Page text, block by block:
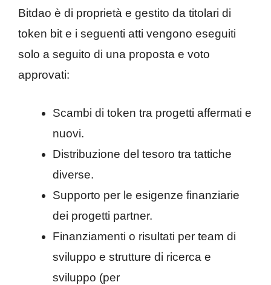
Bitdao è di proprietà e gestito da titolari di
token bit e i seguenti atti vengono eseguiti
solo a seguito di una proposta e voto
approvati:
Scambi di token tra progetti affermati e
nuovi.
Distribuzione del tesoro tra tattiche
diverse.
Supporto per le esigenze finanziarie
dei progetti partner.
Finanziamenti o risultati per team di
sviluppo e strutture di ricerca e
sviluppo (per